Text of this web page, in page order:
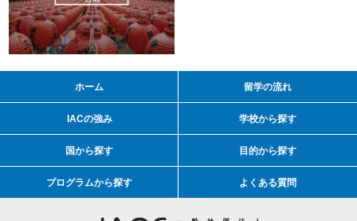
ホーム 留学の流れ
IACの強み 学校から探す
国から探す 目的から探す
プログラムから探す よくある質問